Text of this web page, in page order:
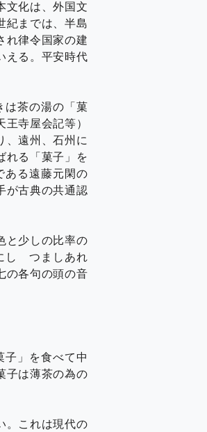
文化は、外国文
紀までは、半島
れ律令国家の建
える。平安時代
は茶の湯の「菓
寺屋会記等）
、遠州、石州に
れる「菓子」を
ある遠藤元閑の
が古典の共通認
と少しの比率の
し つましあれ
の各句の頭の音
子」を食べて中
子は薄茶の為の
。これは現代の